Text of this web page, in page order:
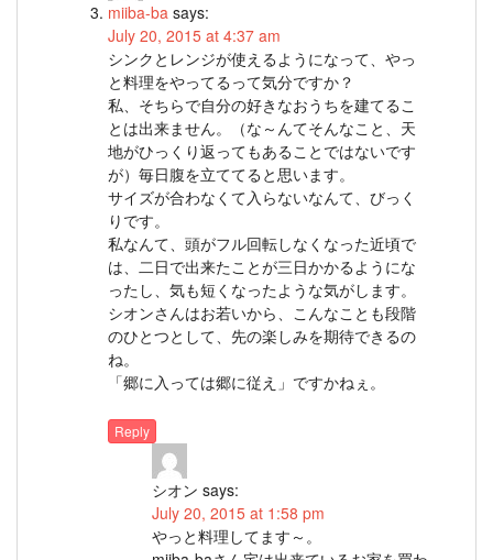
miiba-ba says:
July 20, 2015 at 4:37 am
シンクとレンジが使えるようになって、やっ
と料理をやってるって気分ですか？
私、そちらで自分の好きなおうちを建てるこ
とは出来ません。（な～んてそんなこと、天
地がひっくり返ってもあることではないです
が）毎日腹を立ててると思います。
サイズが合わなくて入らないなんて、びっく
りです。
私なんて、頭がフル回転しなくなった近頃で
は、二日で出来たことが三日かかるようにな
ったし、気も短くなったような気がします。
シオンさんはお若いから、こんなことも段階
のひとつとして、先の楽しみを期待できるの
ね。
「郷に入っては郷に従え」ですかねぇ。
Reply
シオン says:
July 20, 2015 at 1:58 pm
やっと料理してます～。